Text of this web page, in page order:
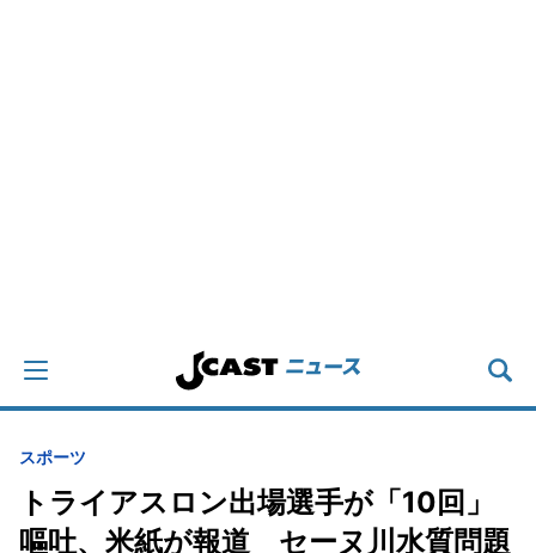
スポーツ
トライアスロン出場選手が「10回」
嘔吐、米紙が報道 セーヌ川水質問題